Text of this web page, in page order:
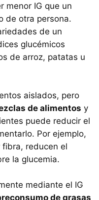
menor IG que un
de otra persona.
de un
glucémicos
de arroz, patatas u
aislados, pero
de alimentos y
puede reducir el
Por ejemplo,
reducen el
la glucemia.
mediante el IG
de grasas